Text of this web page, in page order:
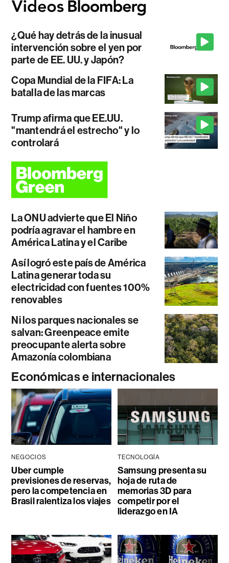
¿Qué hay detrás de la inusual
intervención sobre el yen por
parte de EE. UU. y Japón?
Copa Mundial de la FIFA: La
batalla de las marcas
Trump afirma que EE.UU.
"mantendrá el estrecho" y lo
controlará
La ONU advierte que El Niño
podría agravar el hambre en
América Latina y el Caribe
Así logró este país de América
Latina generar toda su
electricidad con fuentes 100%
renovables
Ni los parques nacionales se
salvan: Greenpeace emite
preocupante alerta sobre
Amazonía colombiana
Económicas e internacionales
NEGOCIOS
Uber cumple
previsiones de reservas,
pero la competencia en
Brasil ralentiza los viajes
TECNOLOGÍA
Samsung presenta su
hoja de ruta de
memorias 3D para
competir por el
liderazgo en IA